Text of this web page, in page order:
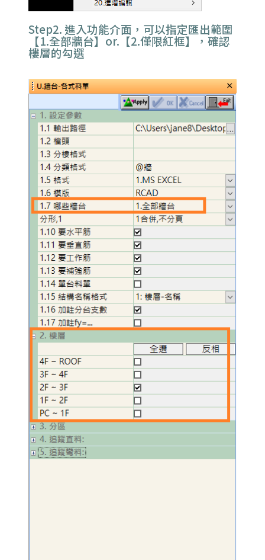
Step2. 進入功能介面，可以指定匯出範圍
【1.全部牆台】or.【2.僅限紅框】，確認
樓層的勾選